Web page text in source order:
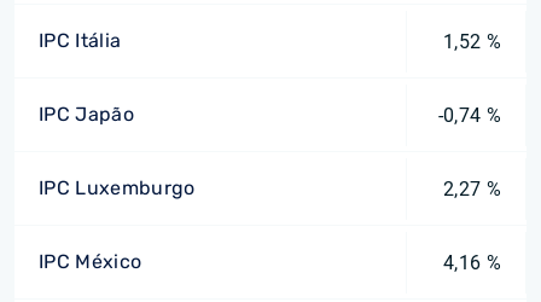
IPC Itália 1,52 %
IPC Japão -0,74 %
IPC Luxemburgo 2,27 %
IPC México 4,16 %